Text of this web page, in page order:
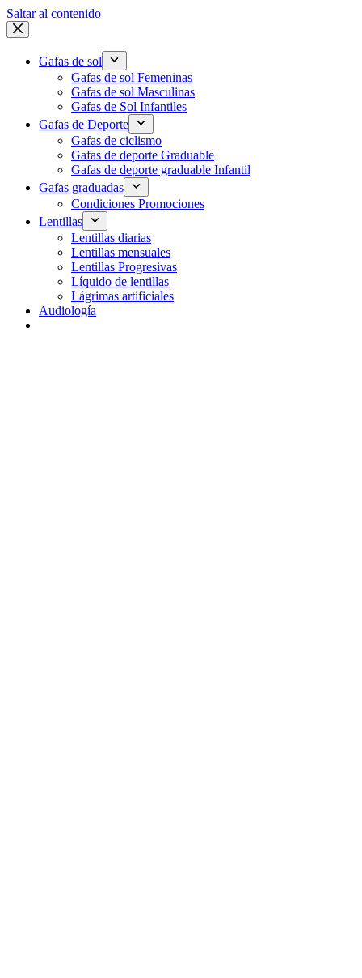
Saltar al contenido
Gafas de sol
Gafas de sol Femeninas
Gafas de sol Masculinas
Gafas de Sol Infantiles
Gafas de Deporte
Gafas de ciclismo
Gafas de deporte Graduable
Gafas de deporte graduable Infantil
Gafas graduadas
Condiciones Promociones
Lentillas
Lentillas diarias
Lentillas mensuales
Lentillas Progresivas
Líquido de lentillas
Lágrimas artificiales
Audiología